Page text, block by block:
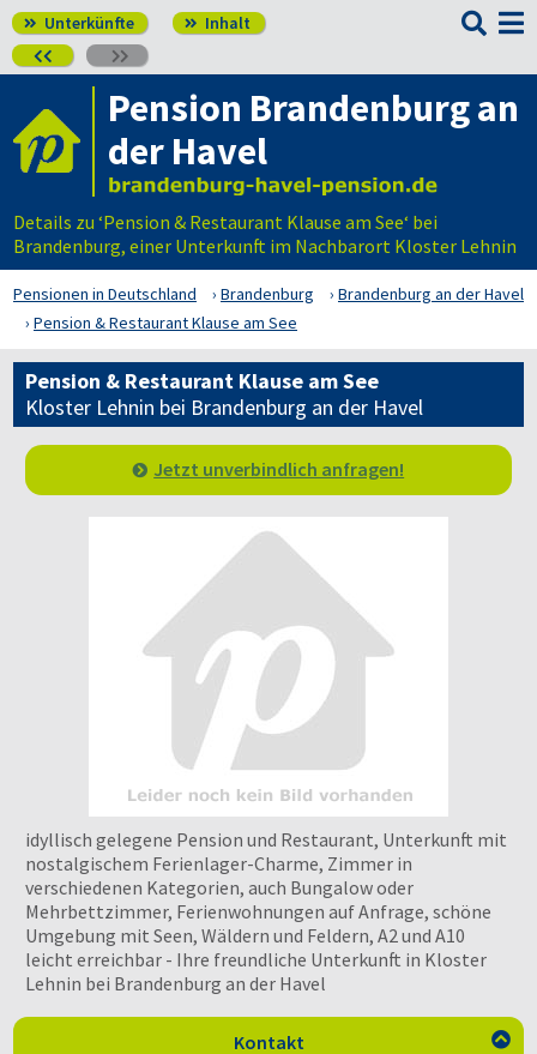
 Unterkünfte  Inhalt
 

Pension Brandenburg an
der Havel
Details zu ‘Pension & Restaurant Klause am See‘ bei
Brandenburg, einer Unterkunft im Nachbarort Kloster Lehnin
Pensionen in Deutschland Brandenburg
Brandenburg an der Havel
Pension & Restaurant Klause am See
Pension & Restaurant Klause am See
Kloster Lehnin bei Brandenburg an der Havel
Jetzt unverbindlich anfragen!
idyllisch gelegene Pension und Restaurant, Unterkunft mit
nostalgischem Ferienlager-Charme, Zimmer in
verschiedenen Kategorien, auch Bungalow oder
Mehrbettzimmer, Ferienwohnungen auf Anfrage, schöne
Umgebung mit Seen, Wäldern und Feldern, A2 und A10
leicht erreichbar - Ihre freundliche Unterkunft in Kloster
Lehnin bei Brandenburg an der Havel
Kontakt 